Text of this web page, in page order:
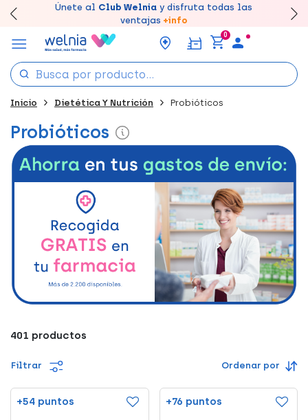
Disfruta de la entregarápida y gratuitaen farmacia
Únete al Club Welnia y disfruta todas las
ventajas +info
un 7% de descuento creando tu cuentaaquí
Canjea tus puntos en tu Farmacia de Confianza,
acumúlalos online.
0
Inicio Dietética Y Nutrición Probióticos
Probióticos
401 productos
Filtrar Ordenar por
+54 puntos +76 puntos